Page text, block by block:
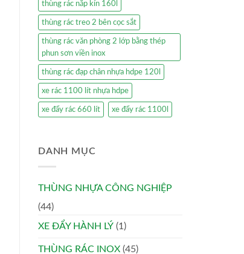
thùng rác nắp kín 160l
thùng rác treo 2 bên cọc sắt
thùng rác văn phòng 2 lớp bằng thép
phun sơn viền inox
thùng rác đạp chân nhựa hdpe 120l
xe rác 1100 lít nhựa hdpe
xe đẩy rác 660 lít xe đẩy rác 1100l
DANH MỤC
THÙNG NHỰA CÔNG NGHIỆP
(44)
XE ĐẨY HÀNH LÝ (1)
THÙNG RÁC INOX (45)